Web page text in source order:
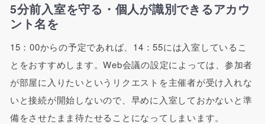
5分前入室を守る・個人が識別できるアカウ
ント名を
15：00からの予定であれば、14：55には入室しているこ
とをおすすめします。Web会議の設定によっては、参加者
が部屋に入りたいというリクエストを主催者が受け入れな
いと接続が開始しないので、早めに入室しておかないと準
備をさせたまま待たせることになってしまいます。